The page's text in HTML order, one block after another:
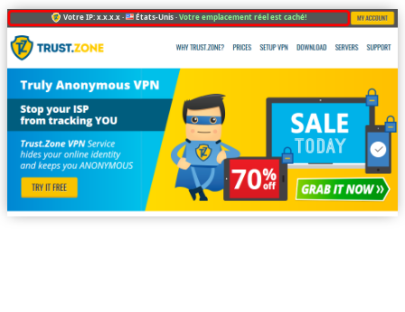
Votre IP: x.x.x.x · États-Unis ·Votre emplacement réel est caché!